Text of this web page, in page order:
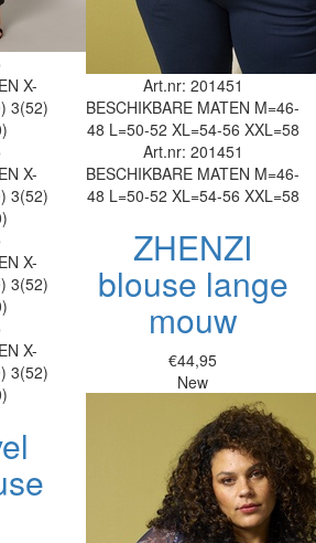
X-
3(52)
X-
3(52)
X-
3(52)
X-
3(52)
Art.nr: 201451
BESCHIKBARE MATEN M=46-
48 L=50-52 XL=54-56 XXL=58
Art.nr: 201451
BESCHIKBARE MATEN M=46-
48 L=50-52 XL=54-56 XXL=58
ZHENZI
blouse lange
mouw
€44,95
New